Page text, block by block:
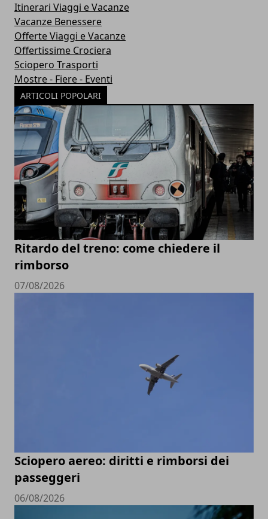
Itinerari Viaggi e Vacanze
Vacanze Benessere
Offerte Viaggi e Vacanze
Offertissime Crociera
Sciopero Trasporti
Mostre - Fiere - Eventi
ARTICOLI POPOLARI
Ritardo del treno: come chiedere il
rimborso
07/08/2026
Sciopero aereo: diritti e rimborsi dei
passeggeri
06/08/2026